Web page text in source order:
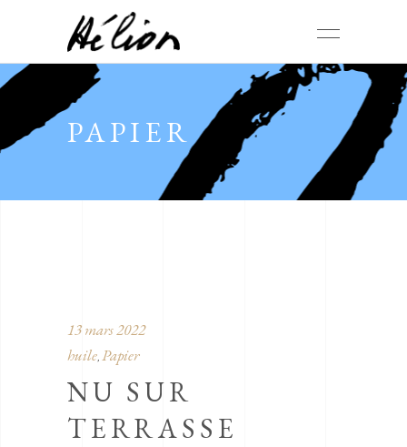
PAPIER
13 mars 2022
huile, Papier
NU SUR
TERRASSE